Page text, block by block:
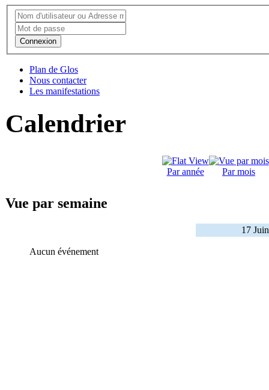
Connexion
Plan de Glos
Nous contacter
Les manifestations
Calendrier
Par année Par mois
Vue par semaine
17
Aucun événement